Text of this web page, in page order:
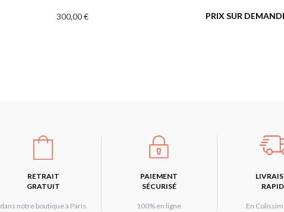
300,00 € PRIX SUR
RETRAIT
GRATUIT
dans notre boutique à Paris
PAIEMENT
SÉCURISÉ
100% en ligne En